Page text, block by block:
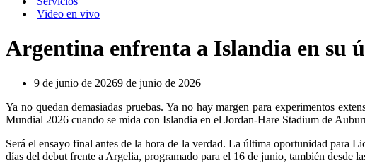
Video en vivo
Argentina enfrenta a Islandia en su
9 de junio de 20269 de junio de 2026
Ya no quedan demasiadas pruebas. Ya no hay margen para experimentos
Mundial 2026 cuando se mida con Islandia en el Jordan-Hare Stadium de
Será el ensayo final antes de la hora de la verdad. La última oportunidad para
días del debut frente a Argelia, programado para el 16 de junio, también desde